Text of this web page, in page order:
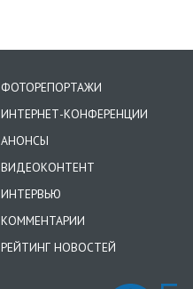
ФОТОРЕПОРТАЖИ
ИНТЕРНЕТ-КОНФЕРЕНЦИИ
АНОНСЫ
ВИДЕОКОНТЕНТ
ИНТЕРВЬЮ
КОММЕНТАРИИ
РЕЙТИНГ НОВОСТЕЙ